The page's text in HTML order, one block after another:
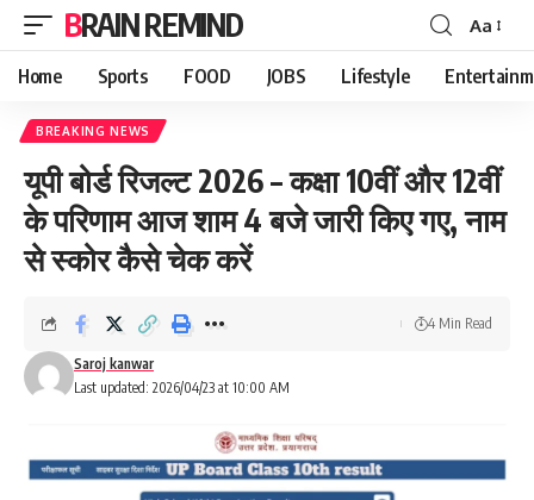
BRAIN REMIND
Font
Resizer
Aa
Home Sports FOOD JOBS Lifestyle
BREAKING NEWS
यूपी बोर्ड रिजल्ट 2026 – कक्षा 10वीं और 12वीं
के परिणाम आज शाम 4 बजे जारी किए गए, नाम
से स्कोर कैसे चेक करें
Last updated: 2026/04/23 at 10:00 AM
Saroj kanwar
4 Min Read